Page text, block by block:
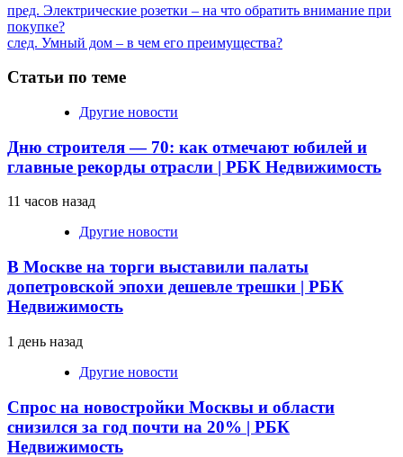
Продолжить
чтение
пред. Электрические розетки – на что обратить внимание при
покупке?
след. Умный дом – в чем его преимущества?
Статьи по теме
Другие новости
Дню строителя — 70: как отмечают юбилей и
главные рекорды отрасли | РБК Недвижимость
11 часов назад
Другие новости
В Москве на торги выставили палаты
допетровской эпохи дешевле трешки | РБК
Недвижимость
1 день назад
Другие новости
Спрос на новостройки Москвы и области
снизился за год почти на 20% | РБК
Недвижимость